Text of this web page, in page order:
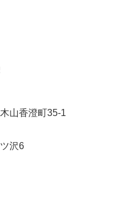
山香澄町35-1
沢6